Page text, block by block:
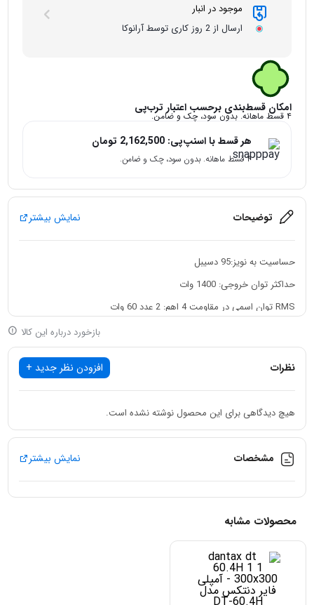
موجود در انبار
ارسال از 2 روز کاری توسط آرانوکا
امکان قسط‌بندی برحسب اعتبار ترب‌پی
۴ قسط ماهانه. بدون سود، چک و ضامن.
هر قسط با اسنپ‌پی:2,162,500 تومان
۴ قسط ماهانه. بدون سود، چک و ضامن.
توضیحات نمایش بیشتر
حساسیت به نویز:95 دسیبل
حداکثر توان خروجی: 1400 وات
RMS توان اسمی در مقاومت 4 اهم: 2 عدد 60 وات
حساسیت به نویز: 95 دسیبل
فرکانس: از 10 تا 50000 (50K) هرتز
بازخورد درباره این کالا
نظرات افزودن نظر جدید +
هیچ دیدگاهی برای این محصول نوشته نشده است.
مشخصات نمایش بیشتر
محصولات مشابه